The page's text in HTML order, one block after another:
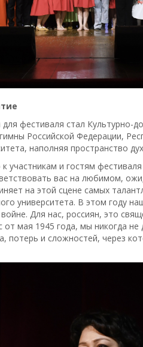
фестиваля стал Культурно-
Российской Федерации,
наполняя пространство
участникам и гостям
вас на любимом,
на этой сцене самых
университета. В этом году
Для нас, россиян, это
от мая 1945 года, мы никогда
потерь и сложностей, через